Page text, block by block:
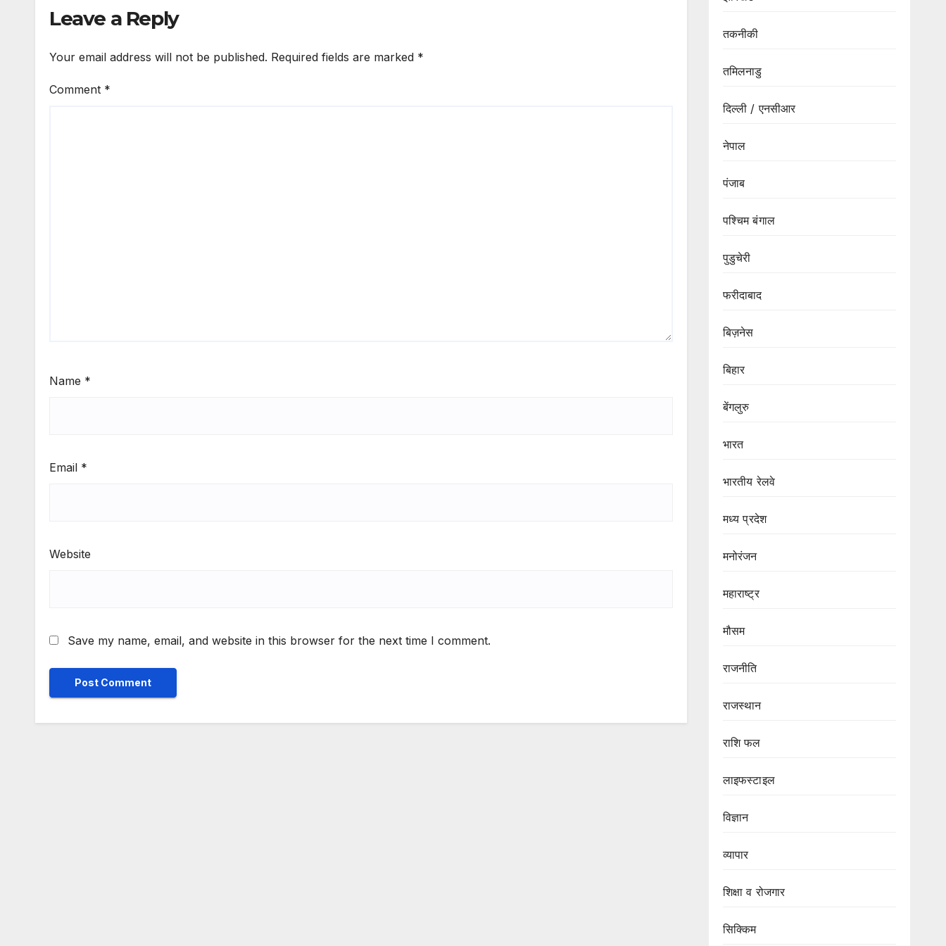
Leave a Reply
Your email address will not be published. Required fields are marked *
Comment *
Name *
Email *
Website
Save my name, email, and website in this browser for the next time I comment.
तकनीकी
तमिलनाडु
दिल्ली / एनसीआर
नेपाल
पंजाब
पश्चिम बंगाल
पुडुचेरी
फरीदाबाद
बिज़नेस
बिहार
बेंगलुरु
भारत
भारतीय रेलवे
मध्य प्रदेश
मनोरंजन
महाराष्ट्र
मौसम
राजनीति
राजस्थान
राशि फल
लाइफस्टाइल
विज्ञान
व्यापार
शिक्षा व रोजगार
सिक्किम